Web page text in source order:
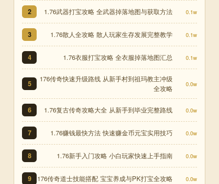
2 1.76武器打宝攻略 全武器掉落地图与获取方法 0.1w
3 1.76散人全攻略 散人玩家生存发展完整教学 0.1w
4 1.76衣服打宝攻略 全衣服掉落地图汇总 0.1w
5
176传奇快速升级路线 从新手村到祖玛教主冲级
全攻略
0.0w
6 1.76复古传奇攻略大全 从新手到毕业完整路线 0.0w
7 1.76赚钱最快方法 快速赚金币元宝实用技巧 0.0w
8 1.76新手入门攻略 小白玩家快速上手指南 0.0w
9 176传奇道士技能搭配 宝宝养成与PK打宝全攻略 0.0w